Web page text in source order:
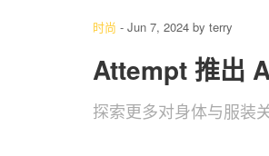
时尚 - Jun 7, 2024 by terry
Attempt 推出
探索更多对身体与服装